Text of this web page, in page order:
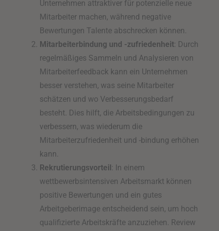
Unternehmen attraktiver für potenzielle neue
Mitarbeiter machen, während negative
Bewertungen Talente abschrecken können.
Mitarbeiterbindung und -zufriedenheit: Durch
regelmäßiges Sammeln und Analysieren von
Mitarbeiterfeedback kann ein Unternehmen
besser verstehen, was seine Mitarbeiter
schätzen und wo Verbesserungsbedarf
besteht. Dies hilft, die Arbeitsbedingungen zu
verbessern, was wiederum die
Mitarbeiterzufriedenheit und -bindung erhöhen
kann.
Rekrutierungsvorteil : In einem
wettbewerbsintensiven Arbeitsmarkt können
positive Bewertungen und ein gutes
Arbeitgeberimage entscheidend sein, um hoch
qualifizierte Arbeitskräfte anzuziehen. Review